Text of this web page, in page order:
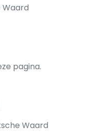
Waard
pagina.
Waard